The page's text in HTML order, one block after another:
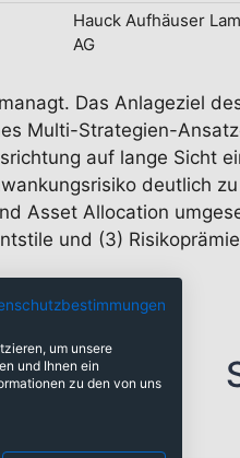
Hauck Aufhäuser
AG
Das Anlageziel
Multi-Strategien-
auf lange Sicht
deutlich
Asset Allocation
und (3)
um unsere
und Ihnen ein
zu den von uns